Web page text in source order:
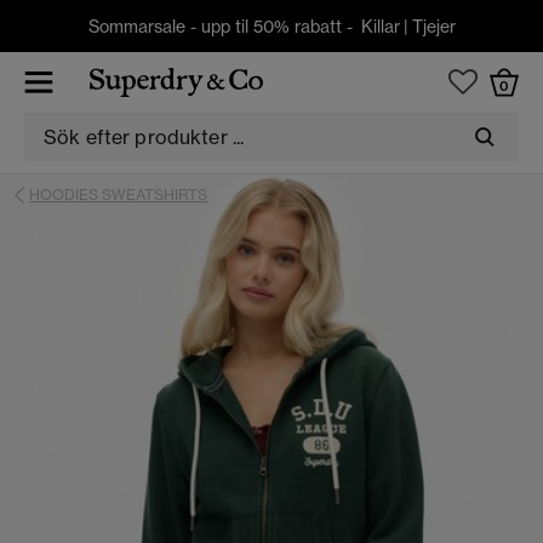
Sommarsale - upp til 50% rabatt - Killar| Tjejer
0
HOODIES SWEATSHIRTS